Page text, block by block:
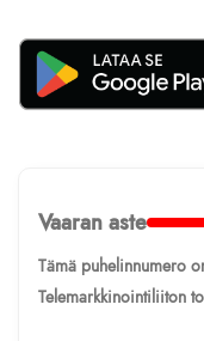
Vaaran aste
Tämä puhelinnumero
Telemarkkinointiliiton